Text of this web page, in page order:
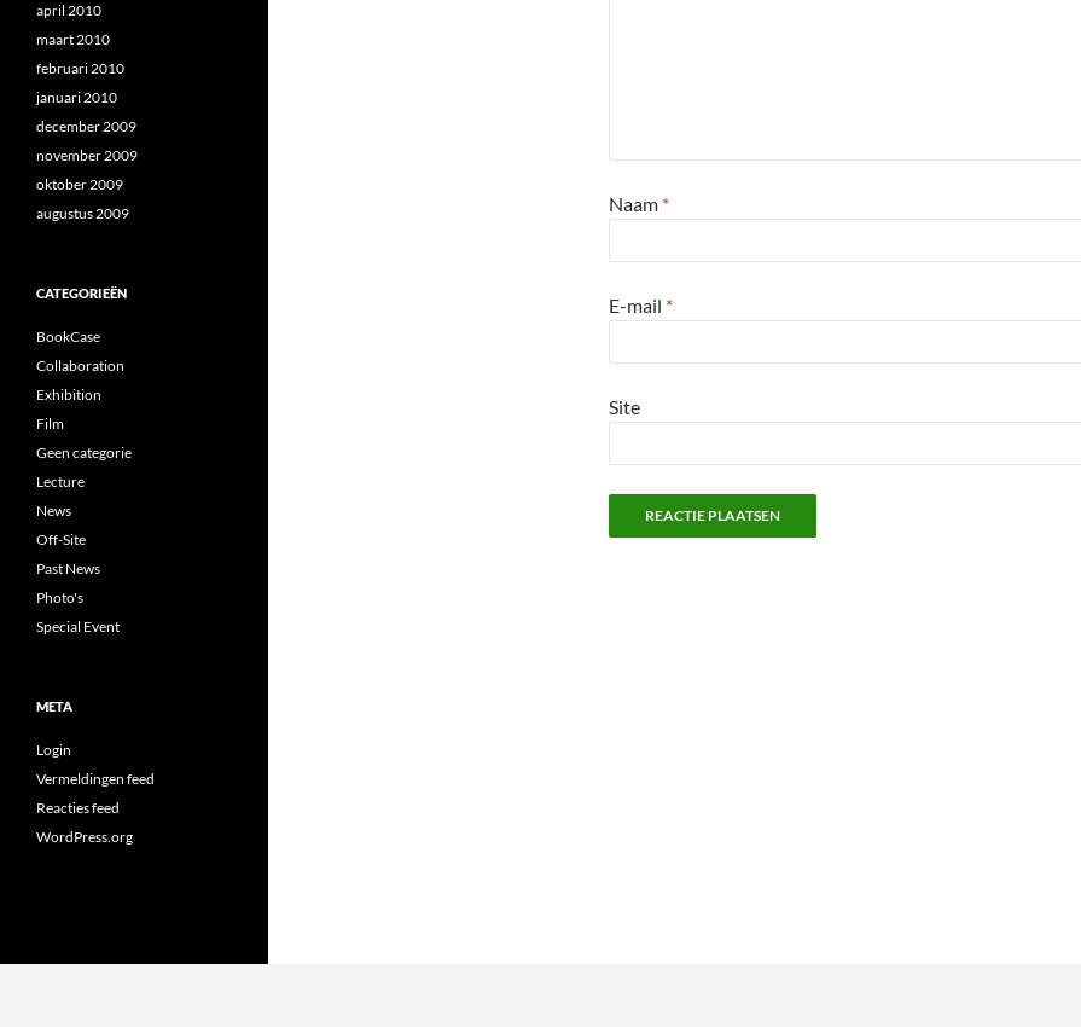
Naam *
E-mail *
Site
april 2010
maart 2010
februari 2010
januari 2010
december 2009
november 2009
oktober 2009
augustus 2009
CATEGORIEËN
BookCase
Collaboration
Exhibition
Film
Geen categorie
Lecture
News
Off-Site
Past News
Photo's
Special Event
META
Login
Vermeldingen feed
Reacties feed
WordPress.org